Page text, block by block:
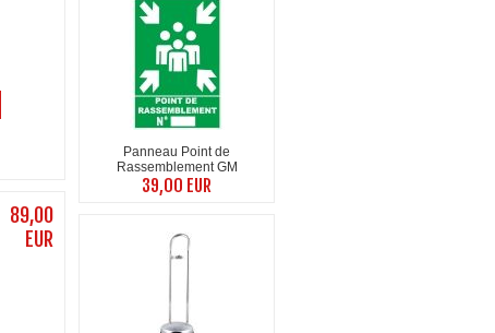
89,00
EUR
Panneau Point de
Rassemblement GM
39,00 EUR